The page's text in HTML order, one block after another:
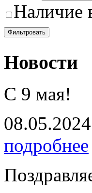
Наличие
Фильтровать
Новости
С 9 мая!
08.05.2024
подробнее